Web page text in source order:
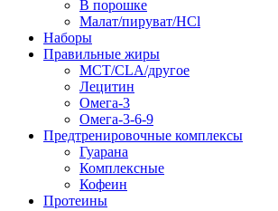
В порошке
Малат/пируват/HCl
Наборы
Правильные жиры
MCT/CLA/другое
Лецитин
Омега-3
Омега-3-6-9
Предтренировочные комплексы
Гуарана
Комплексные
Кофеин
Протеины